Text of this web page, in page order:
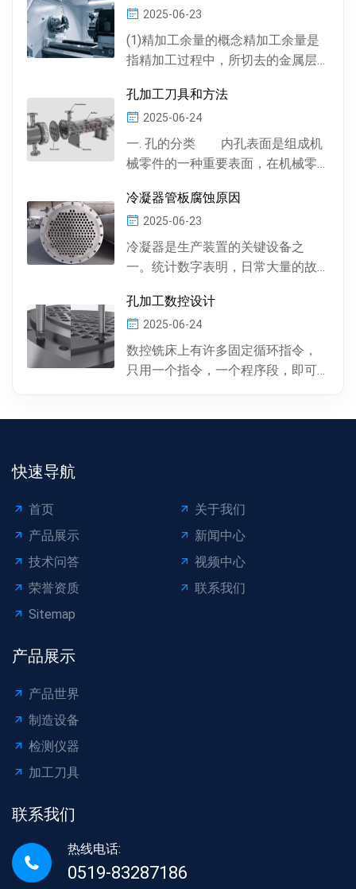
2025-06-23
(1)精加工余量的概念精加工余量是
指精加工过程中，所切去的金属层
工余量由精加工一次...
孔加工刀具和方法
2025-06-24
一. 孔的分类 内孔表面是组成机
械零件的一种重要表面，在机械零
有圆柱形孔、...
冷凝器管板腐蚀原因
2025-06-23
冷凝器是生产装置的关键设备之
一。统计数字表明，日常大量的故
凝器管材的腐蚀损坏所...
孔加工数控设计
2025-06-24
数控铣床上有许多固定循环指令，
只用一个指令，一个程序段，即可
快速导航
首页
关于我们
产品展示
新闻中心
技术问答
视频中心
荣誉资质
联系我们
Sitemap
产品展示
产品世界
制造设备
检测仪器
加工刀具
联系我们
热线电话:
0519-83287186